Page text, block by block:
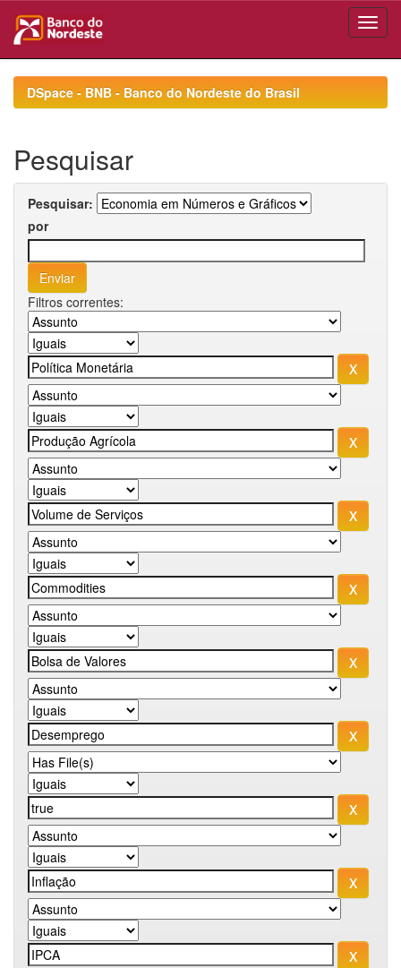
navigationDSpace - BNB - Banco do Nordeste do Brasil
Pesquisar
Pesquisar:
por
Filtros correntes: